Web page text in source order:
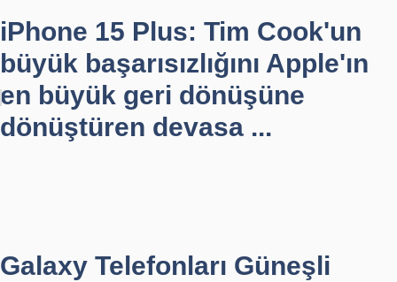
iPhone 15 Plus: Tim Cook'un
büyük başarısızlığını Apple'ın
en büyük geri dönüşüne
dönüştüren devasa ...
Galaxy Telefonları Güneşli